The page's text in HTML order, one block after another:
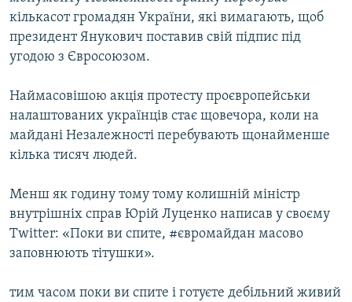
кількасот громадян України, які вимагають, щоб
президент Янукович поставив свій підпис під
угодою з Євросоюзом.
Наймасовішою акція протесту проєвропейськи
налаштованих українців стає щовечора, коли на
майдані Незалежності перебувають щонайменше
кілька тисяч людей.
Менш як годину тому тому колишній міністр
внутрішніх справ Юрій Луценко написав у своєму
Twitter: «Поки ви спите, #євромайдан масово
заповнюють тітушки».
тим часом поки ви спите і готуєте дебільний живий